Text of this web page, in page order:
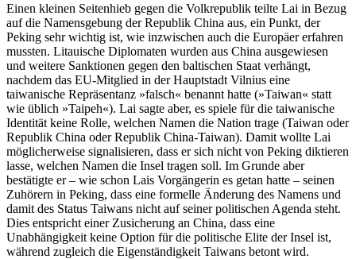
Einen kleinen Seitenhieb gegen die Volkrepublik teilte Lai in Bezug
auf die Namensgebung der Repu­blik China aus, ein Punkt, der
Peking sehr wichtig ist, wie inzwischen auch die Europäer erfahren
mussten. Litauische Diplomaten wurden aus China ausgewiesen
und weitere Sanktionen gegen den baltischen Staat verhängt,
nachdem das EU-Mitglied in der Hauptstadt Vilnius eine
taiwanische Repräsentanz »falsch« benannt hatte (»Taiwan« statt
wie üblich »Taipeh«). Lai sagte aber, es spiele für die taiwanische
Identität keine Rolle, welchen Namen die Nation trage (Taiwan oder
Republik China oder Republik China-Taiwan). Damit wollte Lai
möglicherweise signalisieren, dass er sich nicht von Peking diktieren
lasse, welchen Namen die Insel tragen soll. Im Grunde aber
bestätigte er – wie schon Lais Vorgängerin es getan hatte – seinen
Zuhörern in Peking, dass eine formelle Änderung des Namens und
damit des Status Taiwans nicht auf seiner politischen Agenda steht.
Dies entspricht einer Zusicherung an China, dass eine
Unabhängigkeit keine Option für die politische Elite der Insel ist,
während zugleich die Eigenständigkeit Taiwans betont wird.